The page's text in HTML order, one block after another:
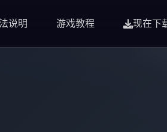
说明 游戏教程 现在下